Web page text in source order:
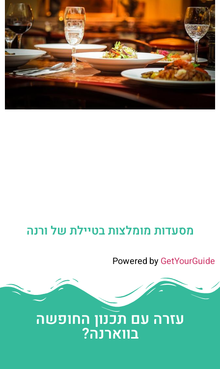
מסעדות מומלצות בטיילת של ורנה
Powered byGetYourGuide
עזרה עם תכנון החופשה
בווארנה?